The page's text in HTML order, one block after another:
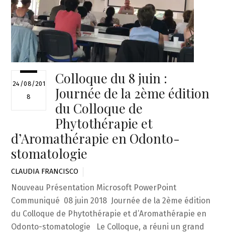
24/08/201
8
Colloque du 8 juin :
Journée de la 2ème édition
du Colloque de
Phytothérapie et
d’Aromathérapie en Odonto-
stomatologie
CLAUDIA FRANCISCO
Nouveau Présentation Microsoft PowerPoint
Communiqué 08 juin 2018 Journée de la 2ème édition
du Colloque de Phytothérapie et d’Aromathérapie en
Odonto-stomatologie Le Colloque, a réuni un grand